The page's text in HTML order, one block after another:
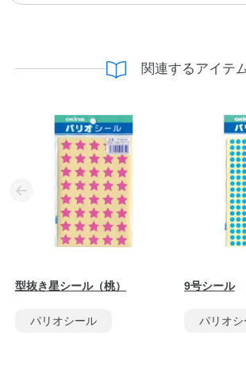
関連するアイテ
型抜き星シール（桃）
パリオシール
9号シール
パリオシ